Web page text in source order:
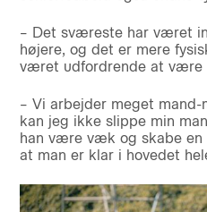
– Det sværeste har været
højere, og det er mere
været udfordrende at
– Vi arbejder meget
kan jeg ikke slippe min
han være væk og skabe
at man er klar i hovedet